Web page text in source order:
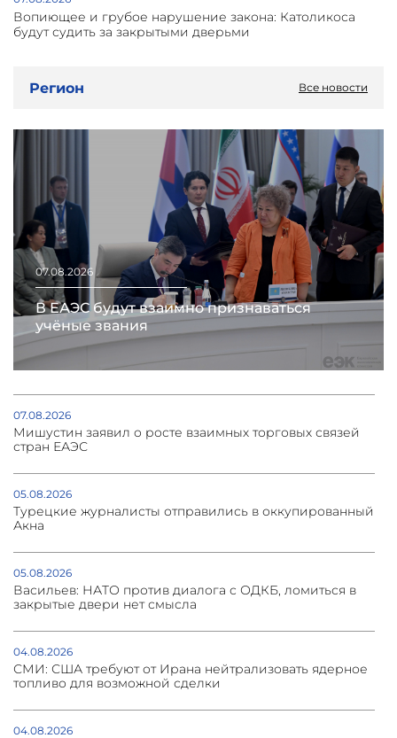
Вопиющее и грубое нарушение закона: Католикоса
будут судить за закрытыми дверьми
Регион Все новости
07.08.2026
В ЕАЭС будут взаимно признаваться
учёные звания
07.08.2026
Мишустин заявил о росте взаимных торговых связей
стран ЕАЭС
05.08.2026
Турецкие журналисты отправились в оккупированный
Акна
05.08.2026
Васильев: НАТО против диалога с ОДКБ, ломиться в
закрытые двери нет смысла
04.08.2026
СМИ: США требуют от Ирана нейтрализовать ядерное
топливо для возможной сделки
04.08.2026